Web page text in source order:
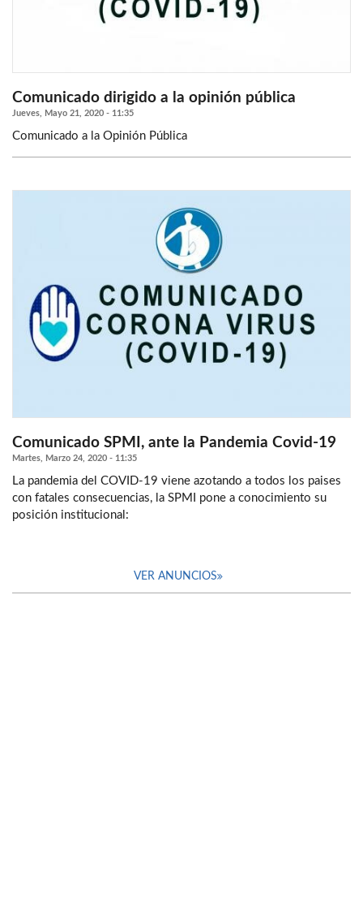
Comunicado dirigido a la opinión pública
Jueves, Mayo 21, 2020 - 11:35
Comunicado a la Opinión Pública
Comunicado SPMI, ante la Pandemia Covid-19
Martes, Marzo 24, 2020 - 11:35
La pandemia del COVID-19 viene azotando a todos los paises
con fatales consecuencias, la SPMI pone a conocimiento su
posición institucional:
VER ANUNCIOS